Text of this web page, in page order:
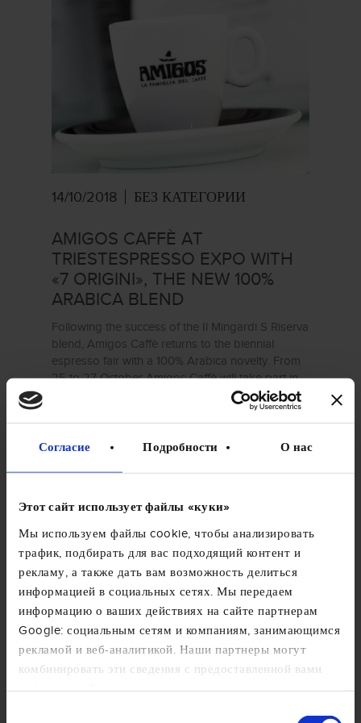
Согласие Подробности О нас
Этот сайт использует файлы «куки»
Мы используем файлы cookie, чтобы анализировать
трафик, подбирать для вас подходящий контент и
рекламу, а также дать вам возможность делиться
информацией в социальных сетях. Мы передаем
информацию о ваших действиях на сайте партнерам
Google: социальным сетям и компаниям, занимающимся
рекламой и веб-аналитикой. Наши партнеры могут
комбинировать эти сведения с предоставленной вами
информацией, а также данными, которые они получили
14/10/2018 БЕЗ КАТЕГОРИИ
AMIGOS CAFFÈ AT
TRIESTESPRESSO EXPO WITH
«7 ORIGINI», THE NEW 100%
ARABICA BLEND
Following the success of the Il Mingardi S Riserva
blend, Amigos Caffè returns to the biennial
espresso fair with a 100% Arabica novelty. From
25 to 27 October Amigos Caffè will take part in
the ninth edition of TriestEspresso Expo (Hall 28,